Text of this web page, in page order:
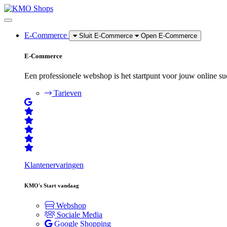
E-Commerce Sluit E-Commerce Open E-Commerce
E-Commerce
Een professionele webshop is het startpunt voor jouw online
Tarieven
Klantenervaringen
KMO's Start vandaag
Webshop
Sociale Media
Google Shopping